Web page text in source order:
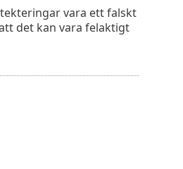
vara ett falskt
det kan vara felaktigt